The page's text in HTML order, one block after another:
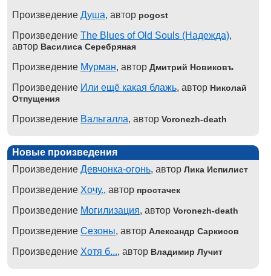
Произведение Душа, автор pogost
Произведение The Blues of Old Souls (Надежда),
автор Василиса Серебряная
Произведение Мурман, автор Дмитрий Новиковъ
Произведение Или ещё какая блажь, автор Николай
Отпущения
Произведение Вальгалла, автор Voronezh-death
Новые произведения
Произведение Девчонка-огонь, автор Лика Испилист
Произведение Хочу., автор простачек
Произведение Могилизация, автор Voronezh-death
Произведение Сезоны, автор Александр Саркисов
Произведение Хотя б..., автор Владимир Лучит